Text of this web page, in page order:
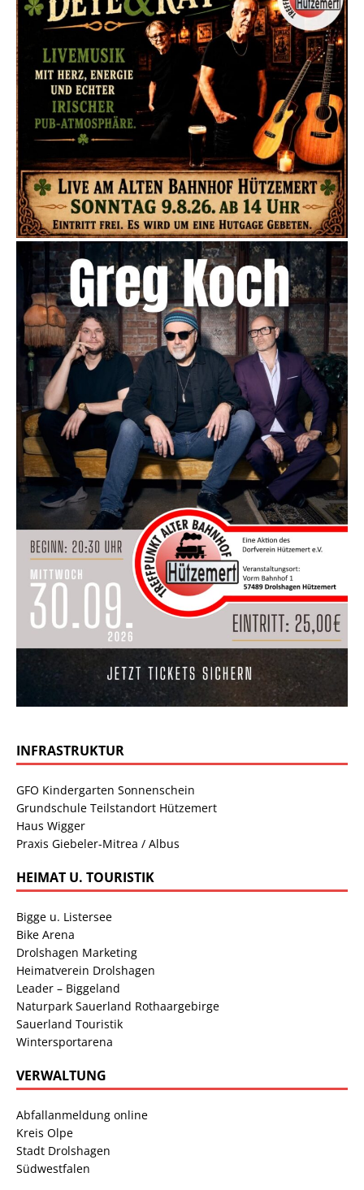
INFRASTRUKTUR
GFO Kindergarten Sonnenschein
Grundschule Teilstandort Hützemert
Haus Wigger
Praxis Giebeler-Mitrea / Albus
HEIMAT U. TOURISTIK
Bigge u. Listersee
Bike Arena
Drolshagen Marketing
Heimatverein Drolshagen
Leader – Biggeland
Naturpark Sauerland Rothaargebirge
Sauerland Touristik
Wintersportarena
VERWALTUNG
Abfallanmeldung online
Kreis Olpe
Stadt Drolshagen
Südwestfalen